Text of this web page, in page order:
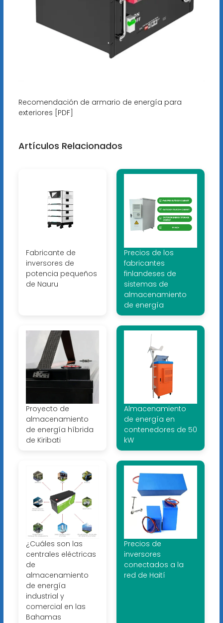
Recomendación de armario de energía para
exteriores [PDF]
Artículos Relacionados
Fabricante de
inversores de
potencia pequeños
de Nauru
Precios de los
fabricantes
finlandeses de
sistemas de
almacenamiento
de energía
Proyecto de
almacenamiento
de energía híbrida
de Kiribati
Almacenamiento
de energía en
contenedores de 50
kW
¿Cuáles son las
centrales eléctricas
de
almacenamiento
de energía
industrial y
comercial en las
Bahamas
Precios de
inversores
conectados a la
red de Haití